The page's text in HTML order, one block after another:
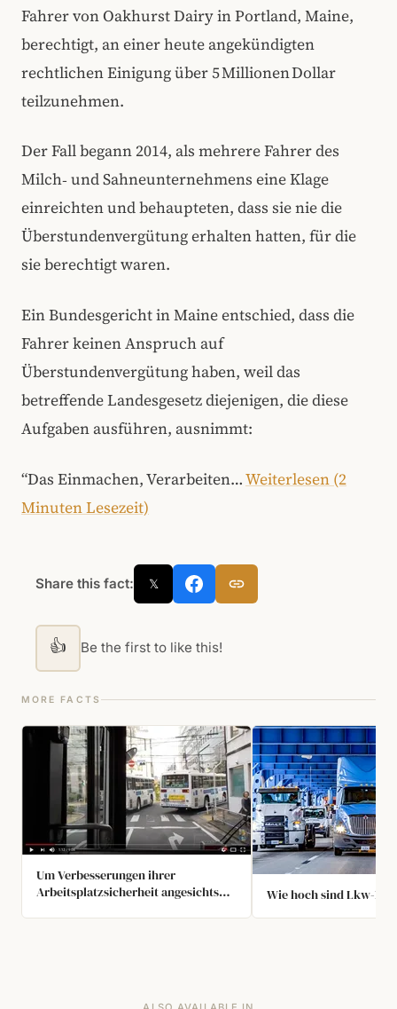
Fahrer von Oakhurst Dairy in Portland, Maine,
berechtigt, an einer heute angekündigten
rechtlichen Einigung über 5 Millionen Dollar
teilzunehmen.
Der Fall begann 2014, als mehrere Fahrer des
Milch‑ und Sahneunternehmens eine Klage
einreichten und behaupteten, dass sie nie die
Überstundenvergütung erhalten hatten, für die
sie berechtigt waren.
Ein Bundesgericht in Maine entschied, dass die
Fahrer keinen Anspruch auf
Überstundenvergütung haben, weil das
betreffende Landesgesetz diejenigen, die diese
Aufgaben ausführen, ausnimmt:
“Das Einmachen, Verarbeiten…Weiterlesen (2
Minuten Lesezeit)
Share this fact: 𝕏
👍 Be the first to like this!
MORE FACTS
Um Verbesserungen ihrer
Arbeitsplatzsicherheit angesichts
Wie hoch sind Lkw-